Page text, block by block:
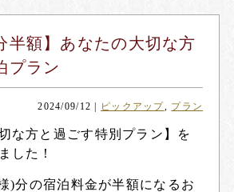
半額】あなたの大切な方
プラン
2024/09/12 ピックアップ, プラン
な方と過ごす特別プラン】を
した！
)分の宿泊料金が半額になるお